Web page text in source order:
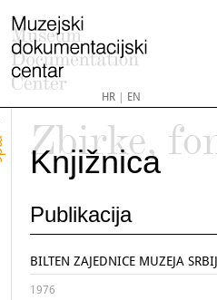
HR| EN
Zbirke,
Knjižnica
Publikacija
BILTEN ZAJEDNICE MUZEJA
1976